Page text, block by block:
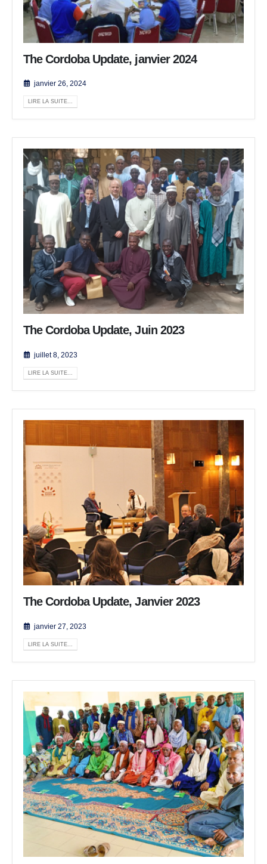
The Cordoba Update, janvier 2024
janvier 26, 2024
LIRE LA SUITE...
The Cordoba Update, Juin 2023
juillet 8, 2023
LIRE LA SUITE...
The Cordoba Update, Janvier 2023
janvier 27, 2023
LIRE LA SUITE...